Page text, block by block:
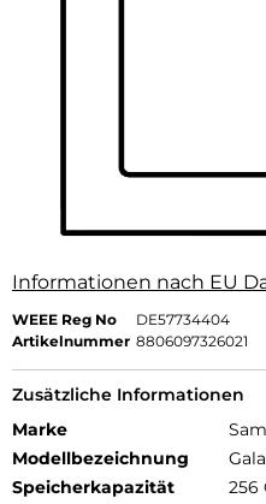
Informationen nach EU
WEEE Reg No
DE57734404
Artikelnummer 8806097326021
Zusätzliche Informationen
Marke
Modellbezeichnung
Speicherkapazität
256